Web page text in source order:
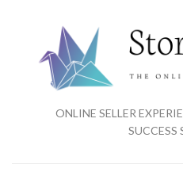
ONLINE SELLER
SUCCESS